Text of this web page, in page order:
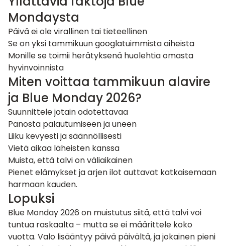
Mondaysta
Päivä ei ole virallinen tai tieteellinen
Se on yksi tammikuun googlatuimmista aiheista
Monille se toimii herätyksenä huolehtia omasta
hyvinvoinnista
Miten voittaa tammikuun alavire
ja Blue Monday 2026?
Suunnittele jotain odotettavaa
Panosta palautumiseen ja uneen
Liiku kevyesti ja säännöllisesti
Vietä aikaa läheisten kanssa
Muista, että talvi on väliaikainen
Pienet elämykset ja arjen ilot auttavat katkaisemaan
harmaan kauden.
Lopuksi
Blue Monday 2026 on muistutus siitä, että talvi voi
tuntua raskaalta – mutta se ei määrittele koko
vuotta. Valo lisääntyy päivä päivältä, ja jokainen pieni